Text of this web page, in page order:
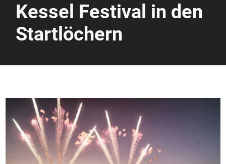
Kessel Festival in den
Startlöchern